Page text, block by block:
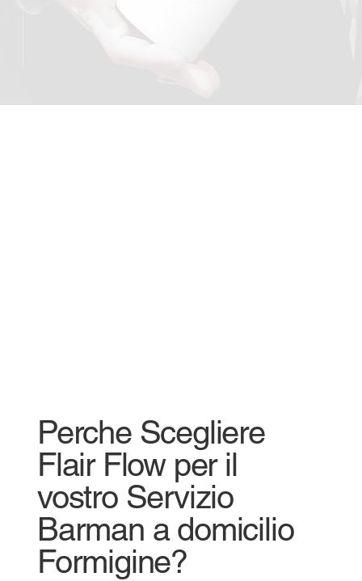
Perche Scegliere
Flair Flow per il
vostro Servizio
Barman a domicilio
Formigine?